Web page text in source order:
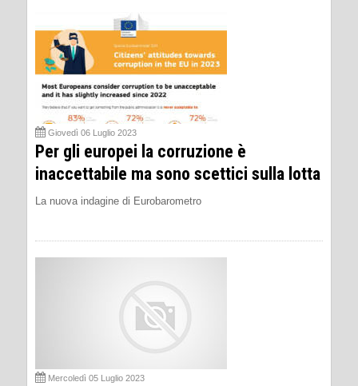
Giovedì 06 Luglio 2023
Per gli europei la corruzione è
inaccettabile ma sono scettici sulla lotta
La nuova indagine di Eurobarometro
Mercoledì 05 Luglio 2023